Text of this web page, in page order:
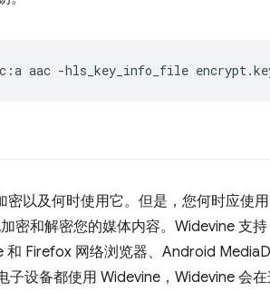
aac -hls_key_info_file
以及何时使用它。但是，您何时应使
密和解密您的媒体内容。Widevine 支
Firefox 网络浏览器、Android
设备都使用 Widevine，Widevine 会在